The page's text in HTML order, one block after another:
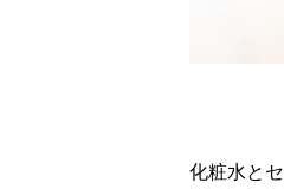
化粧水と